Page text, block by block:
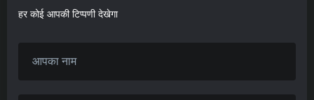
हर कोई आपकी टिप्पणी देखेगा